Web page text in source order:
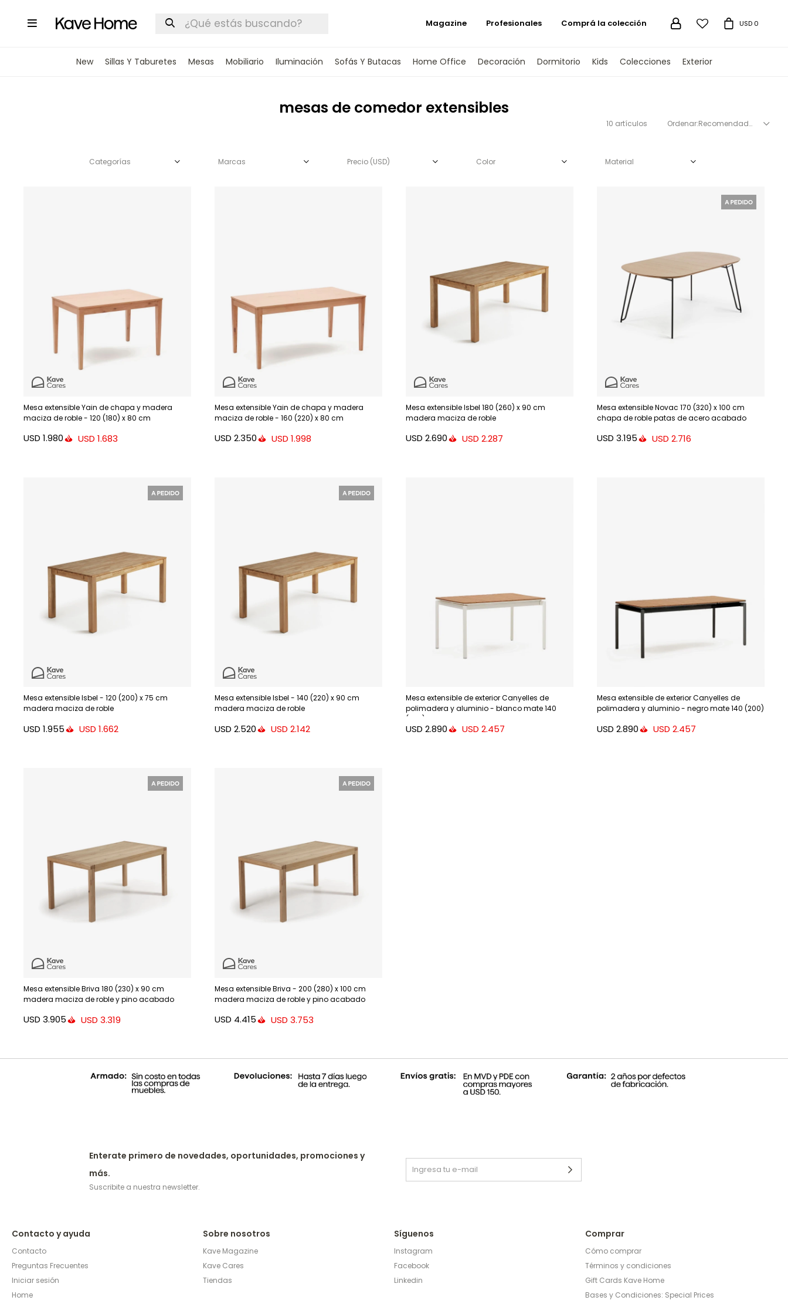

New Sillas Y Taburetes Mesas Mobiliario Iluminación Sofás Y Butacas Home Office Decoración Dormitorio Kids Colecciones Exterior
 USD 0
Magazine Profesionales Comprá la colección
mesas de comedor extensibles
10 artículos Recomendados
Mesa extensible Yain de chapa y madera
maciza de roble - 120 (180) x 80 cm
USD 1.980 USD 1.683
Mesa extensible Yain de chapa y madera
maciza de roble - 160 (220) x 80 cm
USD 2.350 USD 1.998
Mesa extensible Isbel 180 (260) x 90 cm
madera maciza de roble
USD 2.690 USD 2.287
Mesa extensible Novac 170 (320) x 100 cm
chapa de roble patas de acero acabado
USD 3.195 USD 2.716
Mesa extensible Isbel - 120 (200) x 75 cm
madera maciza de roble
USD 1.955 USD 1.662
Mesa extensible Isbel - 140 (220) x 90 cm
madera maciza de roble
USD 2.520 USD 2.142
Mesa extensible de exterior Canyelles de
polimadera y aluminio - blanco mate 140
(200) x 90 cm
USD 2.890 USD 2.457
Mesa extensible de exterior Canyelles de
polimadera y aluminio - negro mate 140 (200)
USD 2.890 USD 2.457
Mesa extensible Briva 180 (230) x 90 cm
madera maciza de roble y pino acabado
USD 3.905 USD 3.319
Mesa extensible Briva - 200 (280) x 100 cm
madera maciza de roble y pino acabado
USD 4.415 USD 3.753
Categorías Marcas Precio (USD) Color Material
Sobre nosotros
Kave Magazine
Kave Cares
Tiendas
Comprar
Cómo comprar
Términos y condiciones
Gift Cards Kave Home
Bases y Condiciones: Special Prices
Contacto y ayuda
Contacto
Preguntas Frecuentes
Iniciar sesión
Home
Síguenos
Instagram
Facebook
Linkedin
Enterate primero de novedades, oportunidades, promociones y
más.
Suscribite a nuestra newsletter.